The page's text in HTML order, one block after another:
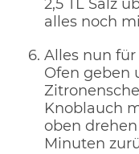
2,5 TL Salz
alles noch
Alles nun
Ofen geben
Knoblauch
oben
Minuten